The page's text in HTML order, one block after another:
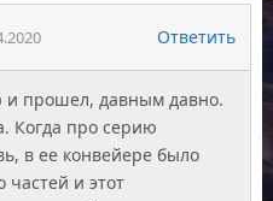
Ответить
и прошел, давным давно.
Когда про серию
в ее конвейере было
частей и этот